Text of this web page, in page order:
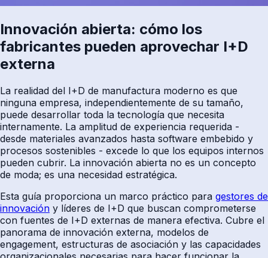
Innovación abierta: cómo los
fabricantes pueden aprovechar I+D
externa
La realidad del I+D de manufactura moderno es que
ninguna empresa, independientemente de su tamaño,
puede desarrollar toda la tecnología que necesita
internamente. La amplitud de experiencia requerida -
desde materiales avanzados hasta software embebido y
procesos sostenibles - excede lo que los equipos internos
pueden cubrir. La innovación abierta no es un concepto
de moda; es una necesidad estratégica.
Esta guía proporciona un marco práctico para gestores de
innovación y líderes de I+D que buscan comprometerse
con fuentes de I+D externas de manera efectiva. Cubre el
panorama de innovación externa, modelos de
engagement, estructuras de asociación y las capacidades